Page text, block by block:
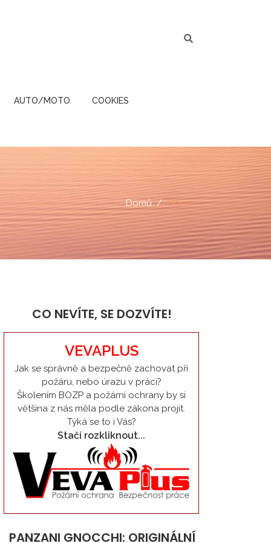
AUTO/MOTO COOKIES
Domů Obuv
CO NEVÍTE, SE DOZVÍTE!
VEVAPLUS
Jak se správně a bezpečně zachovat při
požáru, nebo úrazu v práci?
Školením BOZP a požární ochrany by si
většina z nás měla podle zákona projít.
Týká se to i Vás?
Stačí rozkliknout...
PANZANI GNOCCHI: ORIGINÁLNÍ